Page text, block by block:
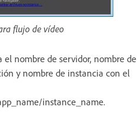
flujo de vídeo
el nombre de servidor, nombre de
y nombre de instancia con el
instance_name.